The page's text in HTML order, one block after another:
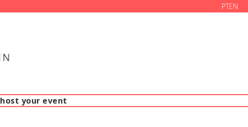
PTEN
host your event